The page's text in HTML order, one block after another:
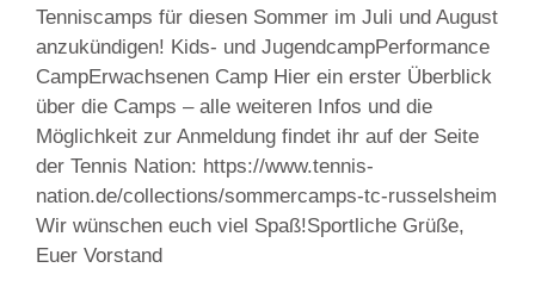
Tenniscamps für diesen Sommer im Juli und August
anzukündigen! Kids- und JugendcampPerformance
CampErwachsenen Camp Hier ein erster Überblick
über die Camps – alle weiteren Infos und die
Möglichkeit zur Anmeldung findet ihr auf der Seite
der Tennis Nation: https://www.tennis-
nation.de/collections/sommercamps-tc-russelsheim
Wir wünschen euch viel Spaß!Sportliche Grüße,
Euer Vorstand